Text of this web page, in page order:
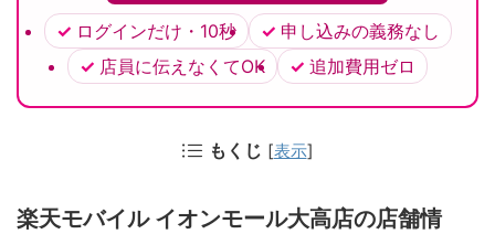
ログインだけ・10秒
申し込みの義務なし
店員に伝えなくてOK
追加費用ゼロ
もくじ [表示]
楽天モバイル イオンモール大高店の店舗情